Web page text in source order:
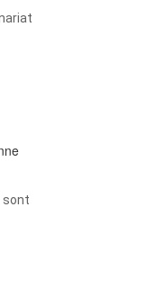
sont